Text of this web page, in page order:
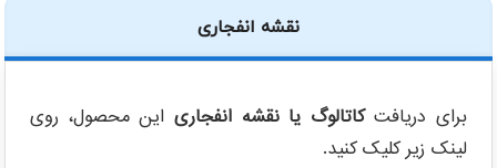
نقشه انفجاری
برای دریافتکاتالوگ یا نقشه انفجاری این محصول، روی
لینک زیر کلیک کنید.